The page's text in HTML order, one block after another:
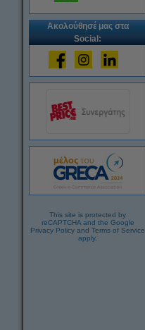
Ακολούθησέ μας στα
Social:
This site is protected by
reCAPTCHA and the Google
Privacy Policy and Terms of Service
apply.